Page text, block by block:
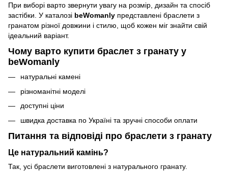
При виборі варто звернути увагу на розмір, дизайн та спосіб
застібки. У каталозі beWomanly представлені браслети з
гранатом різної довжини і стилю, щоб кожен міг знайти свій
ідеальний варіант.
Чому варто купити браслет з гранату у
beWomanly
натуральні камені
різноманітні моделі
доступні ціни
швидка доставка по Україні та зручні способи оплати
Питання та відповіді про браслети з гранату
Це натуральний камінь?
Так, усі браслети виготовлені з натурального гранату.